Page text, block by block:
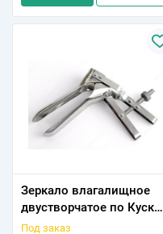
Зеpкало влагалищное
двустворчатое по Куско
N1 148/73*
Под заказ